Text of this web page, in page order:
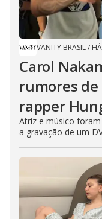
VANITY BRASIL/
Carol
rumores
rapper
Atriz e músico
a gravação de um